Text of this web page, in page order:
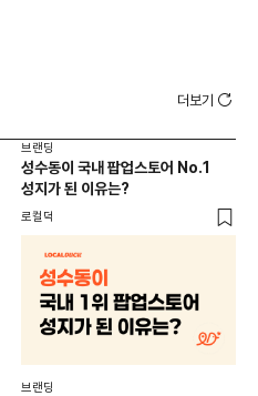
더보기
브랜딩
성수동이 국내 팝업스토어 No.1
성지가 된 이유는?
로컬덕
브랜딩